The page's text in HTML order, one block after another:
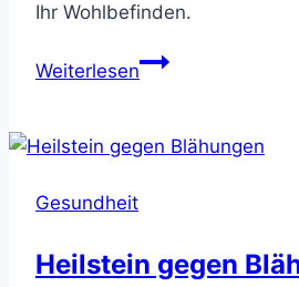
Ihr Wohlbefinden.
WeiterlesenHeilstein
–
Gesundheit
Heilstein gegen